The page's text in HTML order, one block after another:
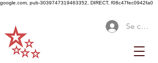
google.com, pub-3039747319463352, DIRECT, f08c47fec0942fa0
Se